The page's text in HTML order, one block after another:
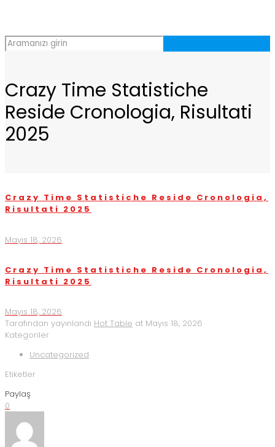
Crazy Time Statistiche
Reside Cronologia, Risultati
2025
Crazy Time Statistiche Reside Cronologia,
Risultati 2025
Mayıs 18, 2026
Crazy Time Statistiche Reside Cronologia,
Risultati 2025
Mayıs 18, 2026
Tarafından yayınlandı Hot Table at Mayıs 18, 2026
Kategoriler
Uncategorized
Etiketler
Paylaş
0